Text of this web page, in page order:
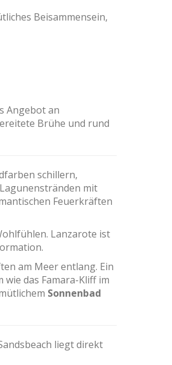
Beisammensein,
Angebot an
Brühe und rund
schillern,
mit
Feuerkräften
Lanzarote ist
am Meer entlang. Ein
das Famara-Kliff im
Sonnenbad
liegt direkt